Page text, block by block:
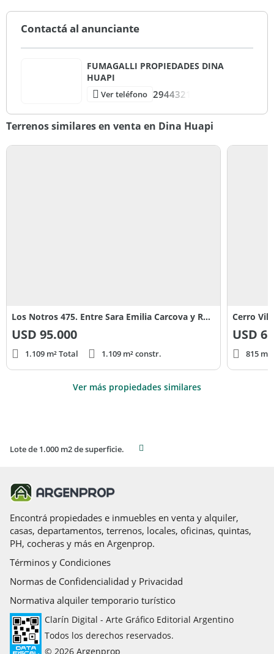
Contactá al anunciante
FUMAGALLI PROPIEDADES DINA
HUAPI
Ver teléfono 2944321
Terrenos similares en venta en Dina Huapi
Los Notros 475. Entre Sara Emilia Carcova y Rauli
USD 95.000
1.109 m² Total 1.109 m² constr.
Cerro
USD
815
Ver más propiedades similares
Lote de 1.000 m2 de superficie.
Encontrá propiedades e inmuebles en venta y alquiler,
casas, departamentos, terrenos, locales, oficinas, quintas,
PH, cocheras y más en Argenprop.
Términos y Condiciones
Normas de Confidencialidad y Privacidad
Normativa alquiler temporario turístico
Clarín Digital - Arte Gráfico Editorial Argentino
Todos los derechos reservados.
© 2026 Argenprop